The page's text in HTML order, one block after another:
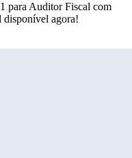
para Auditor Fiscal com
disponível agora!